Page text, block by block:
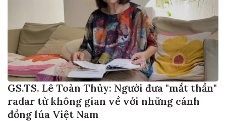
GS.TS. Lê Toàn Thủy: Người đưa "mắt thần"
radar từ không gian về với những cánh
đồng lúa Việt Nam